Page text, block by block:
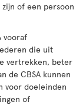
of een persoon
vooraf
die uit
vertrekken, beter
de CBSA kunnen
voor doeleinden
of